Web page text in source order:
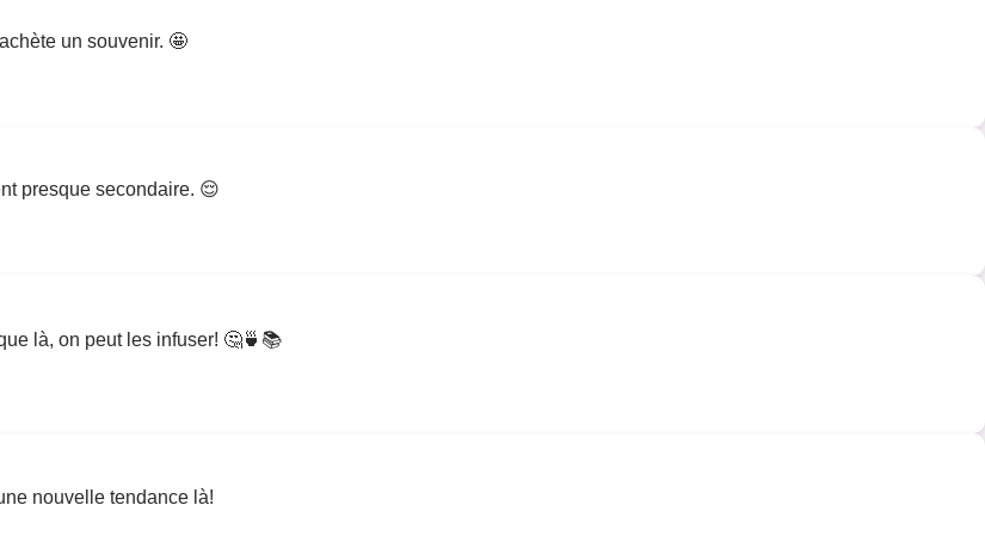
un souvenir. 🤩
presque secondaire. 😌
là, on peut les infuser! 🤔🍵📚
nouvelle tendance là!